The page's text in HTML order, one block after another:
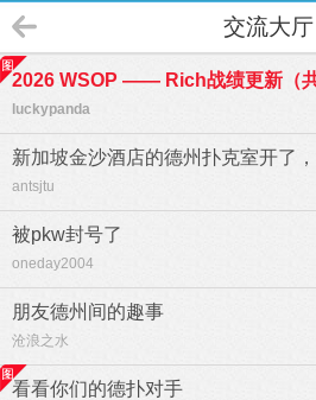
交流大厅
2026 WSOP —— Rich战绩更新（共
luckypanda
新加坡金沙酒店的德州扑克室开了
antsjtu
被pkw封号了
oneday2004
朋友德州间的趣事
沧浪之水
看看你们的德扑对手